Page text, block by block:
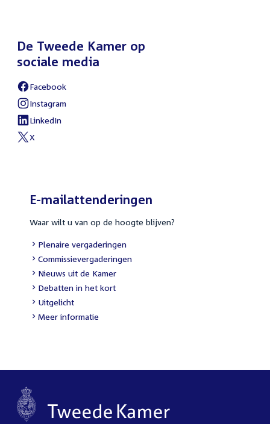
De Tweede Kamer op
sociale media
External
link:
Facebook
External
link:
Instagram
External
link:
LinkedIn
External
X
E-mailattenderingen
Waar wilt u van op de hoogte blijven?
External
link:
Plenaire vergaderingen
External
link:
Commissievergaderingen
External
link:
Nieuws uit de Kamer
External
link:
Debatten in het kort
External
link:
Uitgelicht
Meer informatie